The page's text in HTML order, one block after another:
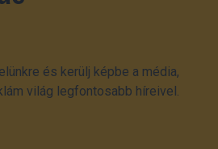
és kerülj képbe a média,
világ legfontosabb híreivel.